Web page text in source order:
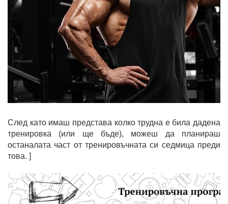
След като имаш представа колко трудна е била дадена
тренировка (или ще бъде), можеш да планираш
останалата част от тренировъчната си седмица преди
това. ]